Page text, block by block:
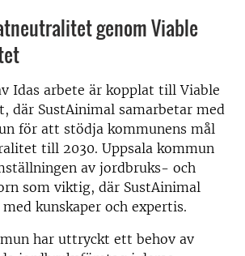
genom Viable
Idas arbete är kopplat till Viable
där SustAinimal samarbetar med
för att stödja kommunens mål
till 2030. Uppsala kommun
av jordbruks- och
som viktig, där SustAinimal
kunskaper och expertis.
har uttryckt ett behov av